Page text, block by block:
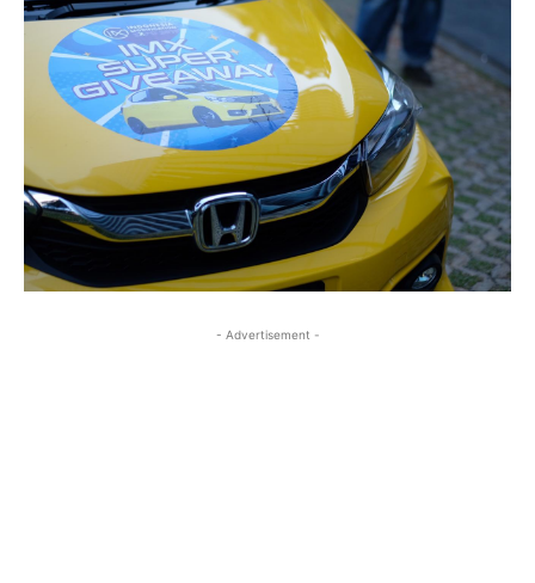
- Advertisement -